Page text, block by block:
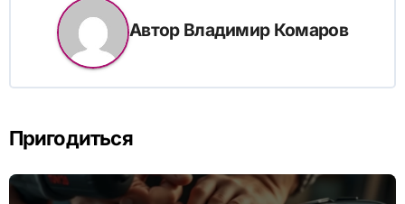
Автор Владимир Комаров
Пригодиться